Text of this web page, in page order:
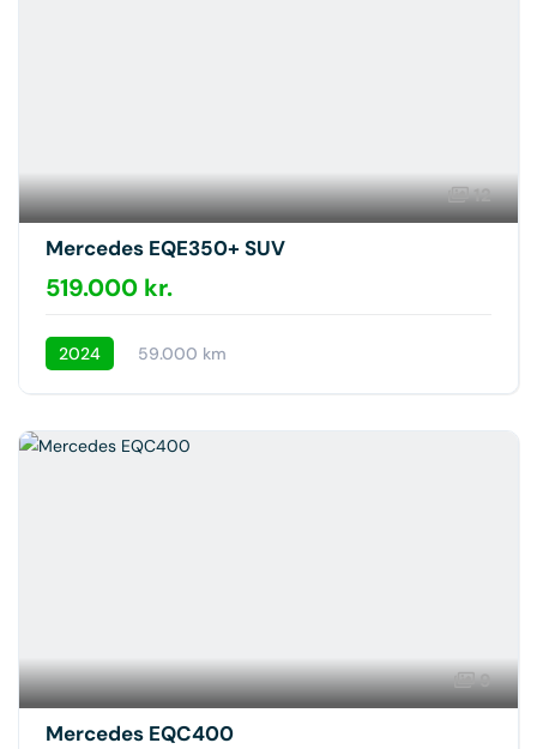
12
Mercedes EQE350+ SUV
519.000 kr.
2024 59.000 km
9
Mercedes EQC400